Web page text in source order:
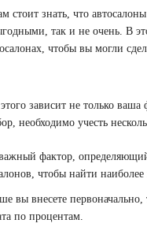
стоит знать, что
так и не очень. В
чтобы вы могли
зависит не только
необходимо учесть
фактор,
чтобы найти
вы внесете
по процентам.